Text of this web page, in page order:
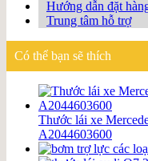
Hướng dẫn đặt
Trung tâm hỗ trợ
Có thể bạn sẽ thích
Thước lái xe
A2044603600